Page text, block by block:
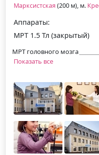
Марксистская (200 м), м.
Аппараты:
МРТ 1.5 Тл (закрытый)
МРТ головного мозга
Показать все